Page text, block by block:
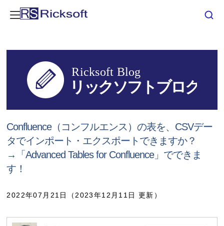
Confluence（コンフルエンス）の表を、CSVデー
タでインポート・エクスポートできますか？
→「Advanced Tables for Confluence」でできま
す！
2022年07月21日（2023年12月11日 更新）